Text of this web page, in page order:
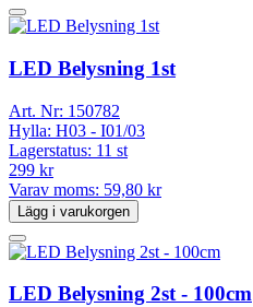
LED Belysning 1st
Art. Nr: 150782
Hylla: H03 - I01/03
Lagerstatus: 11 st
299 kr
Varav moms: 59,80 kr
Lägg i varukorgen
LED Belysning 2st - 100cm